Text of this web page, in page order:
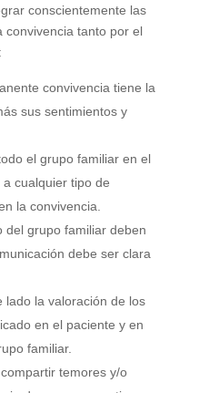
conscientemente las
convivencia tanto por el
convivencia tiene la
sus sentimientos y
el grupo familiar en el
cualquier tipo de
la convivencia.
del grupo familiar deben
debe ser clara
lado la valoración de los
en el paciente y en
familiar.
temores y/o